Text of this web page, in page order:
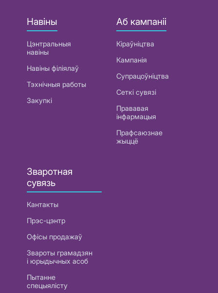
Навіны
Цэнтральныя
навіны
Навіны філіялаў
Тэхнічныя работы
Закупкі
Аб кампаніі
Кіраўніцтва
Кампанія
Супрацоўніцтва
Сеткі сувязі
Прававая
інфармацыя
Прафсаюзнае
жыццё
Зваротная
сувязь
Кантакты
Прэс-цэнтр
Офісы продажаў
Звароты грамадзян
і юрыдычных асоб
Пытанне
спецыялісту